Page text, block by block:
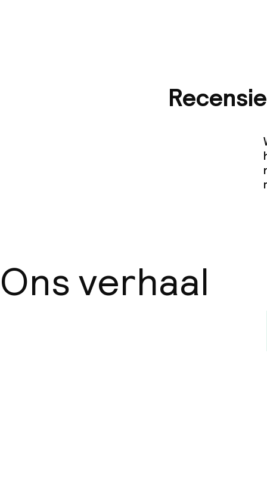
Overal
Ons verhaal